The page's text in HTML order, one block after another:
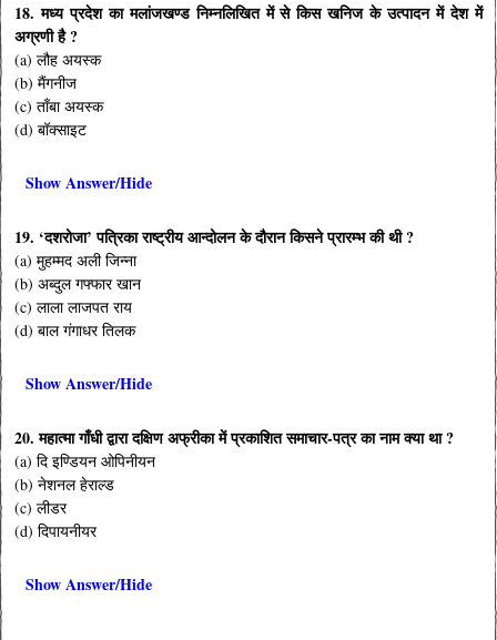
18. मध्य प्रदेश का मलांजखण्ड निम्नलिखित में से किस खनिज के उत्पादन में देश में
अग्रणी है ?
(a) लौह अयस्क
(b) मैंगनीज
(c) ताँबा अयस्क
(d) बॉक्साइट
Show Answer/Hide
19. ‘दशरोजा’ पत्रिका राष्ट्रीय आन्दोलन के दौरान किसने प्रारम्भ की थी ?
(a) मुहम्मद अली जिन्ना
(b) अब्दुल गफ्फार खान
(c) लाला लाजपत राय
(d) बाल गंगाधर तिलक
Show Answer/Hide
20. महात्मा गाँधी द्वारा दक्षिण अफ्रीका में प्रकाशित समाचार-पत्र का नाम क्या था ?
(a) दि इण्डियन ओपिनीयन
(b) नेशनल हेराल्ड
(c) लीडर
(d) दिपायनीयर
Show Answer/Hide